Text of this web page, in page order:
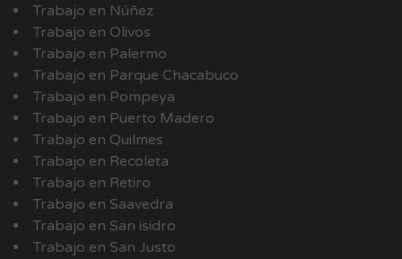
Trabajo en Núñez
Trabajo en Olivos
Trabajo en Palermo
Trabajo en Parque Chacabuco
Trabajo en Pompeya
Trabajo en Puerto Madero
Trabajo en Quilmes
Trabajo en Recoleta
Trabajo en Retiro
Trabajo en Saavedra
Trabajo en San isidro
Trabajo en San Justo